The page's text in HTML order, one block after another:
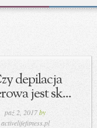
depilacja
jest sk...
paź 2, 2017by
activelifefitness.pl